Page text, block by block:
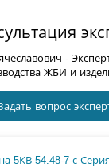
-
ЖБИ и
вопрос
5КВ 54.48-7-с